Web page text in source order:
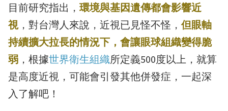
目前研究指出， 環境與基因遺傳都會影響近
視，對台灣人來說，近視已見怪不怪，但眼軸
持續擴大拉長的情況下，會讓眼球組織變得脆
弱 ，根據世界衛生組織所定義500度以上，就算
是高度近視，可能會引發其他併發症，一起深
入了解吧！